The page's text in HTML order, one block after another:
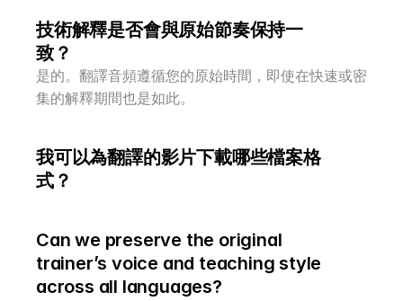
技術解釋是否會與原始節奏保持一
致？
是的。翻譯音頻遵循您的原始時間，即使在快速或密
集的解釋期間也是如此。
我可以為翻譯的影片下載哪些檔案格
式？
Can we preserve the original
trainer’s voice and teaching style
across all languages?